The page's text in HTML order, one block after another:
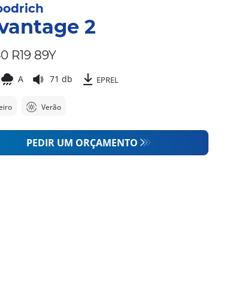
2
R19 89Y
A 71 db EPREL
Verão
PEDIR UM ORÇAMENTO